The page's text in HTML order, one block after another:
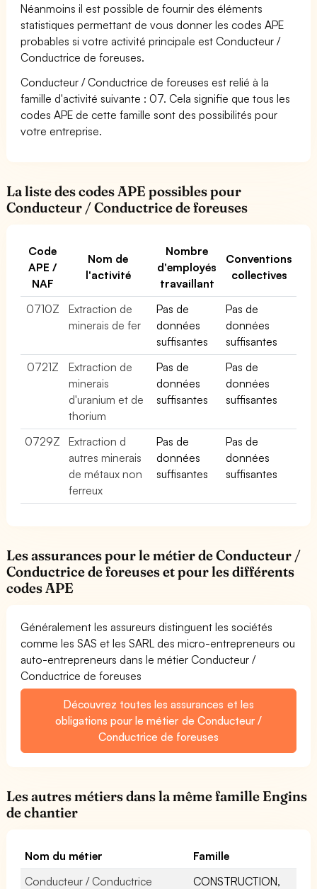
Néanmoins il est possible de fournir des éléments
statistiques permettant de vous donner les codes APE
probables si votre activité principale est Conducteur /
Conductrice de foreuses.
Conducteur / Conductrice de foreuses est relié à la
famille d'activité suivante : 07. Cela signifie que tous les
codes APE de cette famille sont des possibilités pour
votre entreprise.
La liste des codes APE possibles pour
Conducteur / Conductrice de foreuses
Code
APE /
NAF
Nom de
l'activité
Nombre
d'employés
travaillant
Conventions
collectives
0710Z
Extraction de
minerais de fer
Pas de
données
suffisantes
Pas de
données
suffisantes
0721Z
Extraction de
minerais
d'uranium et de
thorium
Pas de
données
suffisantes
Pas de
données
suffisantes
0729Z
Extraction d
autres minerais
de métaux non
ferreux
Pas de
données
suffisantes
Pas de
données
suffisantes
Les assurances pour le métier de Conducteur /
Conductrice de foreuses et pour les différents
codes APE
Généralement les assureurs distinguent les sociétés
comme les SAS et les SARL des micro-entrepreneurs ou
auto-entrepreneurs dans le métier Conducteur /
Conductrice de foreuses
Découvrez toutes les assurances et les
obligations pour le métier de Conducteur /
Conductrice de foreuses
Les autres métiers dans la même famille Engins
de chantier
Nom du métier
Famille
Conducteur / Conductrice
CONSTRUCTION,